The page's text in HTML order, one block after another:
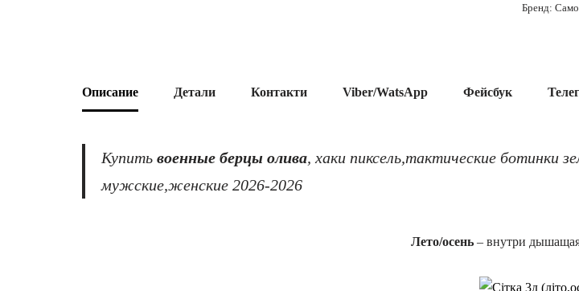
Бренд:
Описание Детали Контакти Viber/WatsApp Фейсбук
Купить военные берцы олива, хаки пиксель,тактические ботинки
мужские,женские 2026-2026
Лето/осень – внутри